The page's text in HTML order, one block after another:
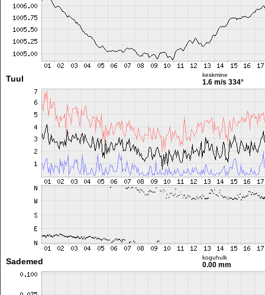
Tuul keskmine
1.6 m/s 334°
Sademed koguhulk
0.00 mm